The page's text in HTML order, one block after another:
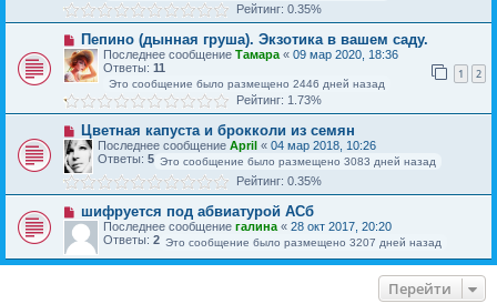
Рейтинг: 0.35%
Пепино (дынная груша). Экзотика в вашем саду.
Последнее сообщение Тамара « 09 мар 2020, 18:36
Ответы: 11 1 2
Это сообщение было размещено 2446 дней назад
Рейтинг: 1.73%
Цветная капуста и брокколи из семян
Последнее сообщение April « 04 мар 2018, 10:26
Ответы: 5 Это сообщение было размещено 3083 дней назад
Рейтинг: 0.35%
шифруется под абвиатурой АСб
Последнее сообщение галина « 28 окт 2017, 20:20
Ответы: 2 Это сообщение было размещено 3207 дней назад
Перейти